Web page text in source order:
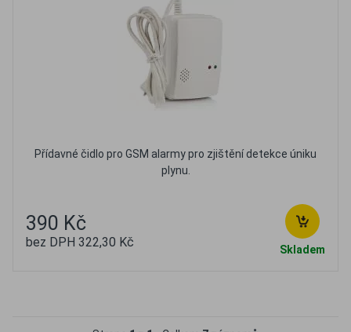
Přídavné čidlo pro GSM alarmy pro zjištění detekce úniku
plynu.
390 Kč
bez DPH 322,30 Kč Skladem